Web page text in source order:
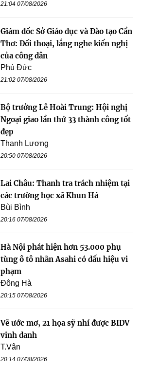
21:04 07/08/2026
Giám đốc Sở Giáo dục và Đào tạo Cần
Thơ: Đối thoại, lắng nghe kiến nghị
của công dân
Phú Đức
21:02 07/08/2026
Bộ trưởng Lê Hoài Trung: Hội nghị
Ngoại giao lần thứ 33 thành công tốt
đẹp
Thanh Lương
20:50 07/08/2026
Lai Châu: Thanh tra trách nhiệm tại
các trường học xã Khun Há
Bùi Bình
20:16 07/08/2026
Hà Nội phát hiện hơn 53.000 phụ
tùng ô tô nhãn Asahi có dấu hiệu vi
phạm
Đông Hà
20:15 07/08/2026
Vẽ ước mơ, 21 họa sỹ nhí được BIDV
vinh danh
T.Vân
20:14 07/08/2026